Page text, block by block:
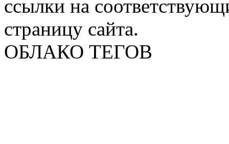
ссылки на
страницу сайта.
ОБЛАКО ТЕГОВ